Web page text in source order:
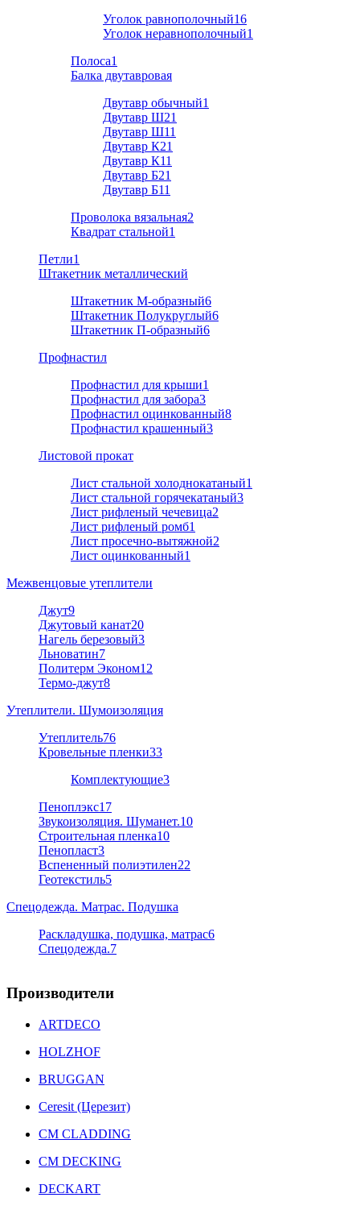
Уголок равнополочный16
Уголок неравнополочный1
Полоса1
Балка двутавровая
Двутавр обычный1
Двутавр Ш21
Двутавр Ш11
Двутавр К21
Двутавр К11
Двутавр Б21
Двутавр Б11
Проволока вязальная2
Квадрат стальной1
Петли1
Штакетник металлический
Штакетник М-образный6
Штакетник Полукруглый6
Штакетник П-образный6
Профнастил
Профнастил для крыши1
Профнастил для забора3
Профнастил оцинкованный8
Профнастил крашенный3
Листовой прокат
Лист стальной холоднокатаный1
Лист стальной горячекатаный3
Лист рифленый чечевица2
Лист рифленый ромб1
Лист просечно-вытяжной2
Лист оцинкованный1
Межвенцовые утеплители
Джут9
Джутовый канат20
Нагель березовый3
Льноватин7
Политерм Эконом12
Термо-джут8
Утеплители. Шумоизоляция
Утеплитель76
Кровельные пленки33
Комплектующие3
Пеноплэкс17
Звукоизоляция. Шуманет.10
Строительная пленка10
Пенопласт3
Вспененный полиэтилен22
Геотекстиль5
Спецодежда. Матрас. Подушка
Раскладушка, подушка, матрас6
Спецодежда.7
Производители
ARTDECO
HOLZHOF
BRUGGAN
Ceresit (Церезит)
CM CLADDING
CM DECKING
DECKART